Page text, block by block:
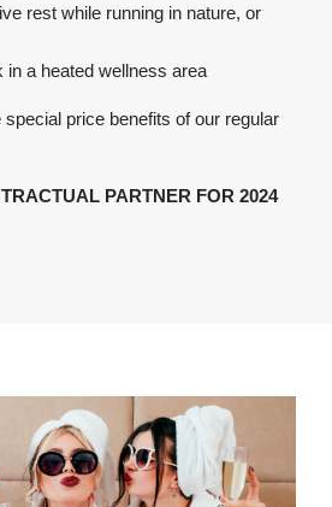
rest while running in nature, or
in a heated wellness area
special price benefits of our regular
PARTNER FOR 2024